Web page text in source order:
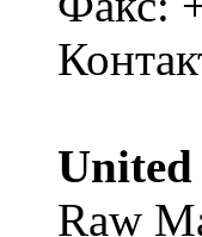
United
Raw